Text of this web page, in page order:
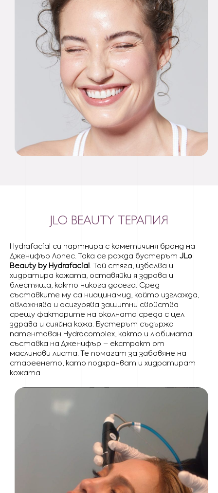
JLO BEAUTY ТЕРАПИЯ
Hydrafacial си партнира с кометичиня бранд на
Дженифър Лопес. Така се ражда бустерът JLo
Beauty by Hydrafacial. Той стяга, избелва и
хидратира кожата, оставяйки я здрава и
блестяща, както никога досега. Сред
съставките му са ниацинамид, който изглажда,
овлажнява и осигурява защитни свойства
срещу факторите на околната среда с цел
здрава и сияйна кожа. Бустерът съдържа
патентован Hydracomplex, както и любимата
съставка на Дженифър – екстракт от
маслинови листа. Те помагат за забавяне на
стареенето, като подхранват и хидратират
кожата.